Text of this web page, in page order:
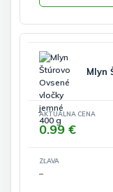
Mlyn
AKTUÁLNA CENA
0.99 €
ZĽAVA
–